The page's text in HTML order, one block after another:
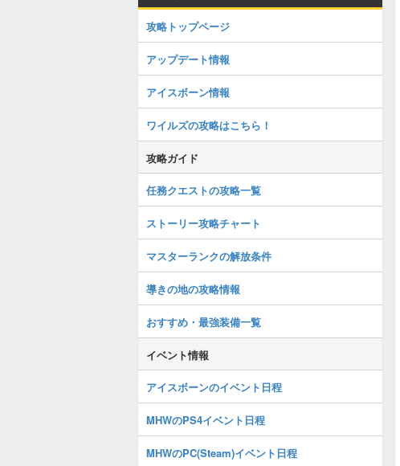
攻略トップページ
アップデート情報
アイスボーン情報
ワイルズの攻略はこちら！
攻略ガイド
任務クエストの攻略一覧
ストーリー攻略チャート
マスターランクの解放条件
導きの地の攻略情報
おすすめ・最強装備一覧
イベント情報
アイスボーンのイベント日程
MHWのPS4イベント日程
MHWのPC(Steam)イベント日程